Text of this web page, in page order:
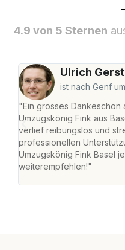
4.9 von 5 Sternen
Ulrich
ist nach Genf
"Ein grosses Dankeschön
Umzugskönig Fink aus
verlief reibungslos und
professionellen
Umzugskönig Fink Basel
weiterempfehlen!"